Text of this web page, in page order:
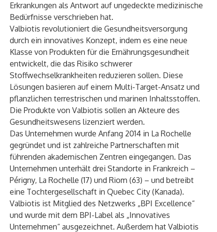
Erkrankungen als Antwort auf ungedeckte medizinische
Bedürfnisse verschrieben hat.
Valbiotis revolutioniert die Gesundheitsversorgung
durch ein innovatives Konzept, indem es eine neue
Klasse von Produkten für die Ernährungsgesundheit
entwickelt, die das Risiko schwerer
Stoffwechselkrankheiten reduzieren sollen. Diese
Lösungen basieren auf einem Multi-Target-Ansatz und
pflanzlichen terrestrischen und marinen Inhaltsstoffen.
Die Produkte von Valbiotis sollen an Akteure des
Gesundheitswesens lizenziert werden.
Das Unternehmen wurde Anfang 2014 in La Rochelle
gegründet und ist zahlreiche Partnerschaften mit
führenden akademischen Zentren eingegangen. Das
Unternehmen unterhält drei Standorte in Frankreich –
Périgny, La Rochelle (17) und Riom (63) – und betreibt
eine Tochtergesellschaft in Quebec City (Kanada).
Valbiotis ist Mitglied des Netzwerks „BPI Excellence“
und wurde mit dem BPI-Label als „Innovatives
Unternehmen“ ausgezeichnet. Außerdem hat Valbiotis